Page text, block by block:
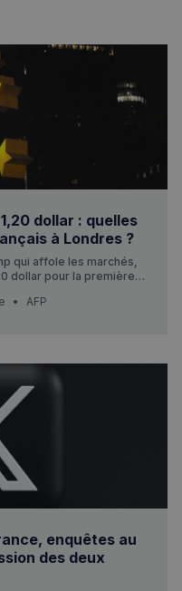
- Magazine
dollar : quelles
à Londres ?
qui affole les marchés,
dollar pour la première
pouvoir d’achat renforcé
sont mitigées.
AFP
enquêtes au
des deux